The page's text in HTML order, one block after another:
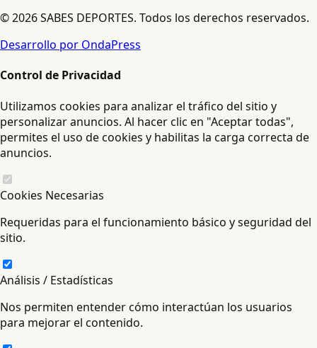
© 2026 SABES DEPORTES. Todos los derechos reservados.
Desarrollo por OndaPress
Control de Privacidad
Utilizamos cookies para analizar el tráfico del sitio y
personalizar anuncios. Al hacer clic en "Aceptar todas",
permites el uso de cookies y habilitas la carga correcta de
anuncios.
Cookies Necesarias
Requeridas para el funcionamiento básico y seguridad del
sitio.
Análisis / Estadísticas
Nos permiten entender cómo interactúan los usuarios
para mejorar el contenido.